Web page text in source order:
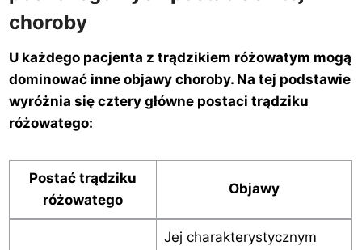
choroby
U każdego pacjenta z trądzikiem różowatym mogą
dominować inne objawy choroby. Na tej podstawie
wyróżnia się cztery główne postaci trądziku
różowatego:
Postać trądziku
różowatego
Objawy
Jej charakterystycznym